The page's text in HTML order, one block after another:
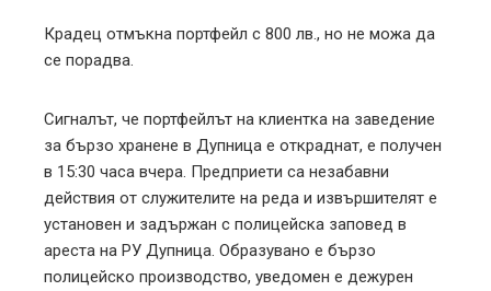
Крадец отмъкна портфейл с 800 лв., но не можа да
се порадва.
Сигналът, че портфейлът на клиентка на заведение
за бързо хранене в Дупница е откраднат, е получен
в 15:30 часа вчера. Предприети са незабавни
действия от служителите на реда и извършителят е
установен и задържан с полицейска заповед в
ареста на РУ Дупница. Образувано е бързо
полицейско производство, уведомен е дежурен